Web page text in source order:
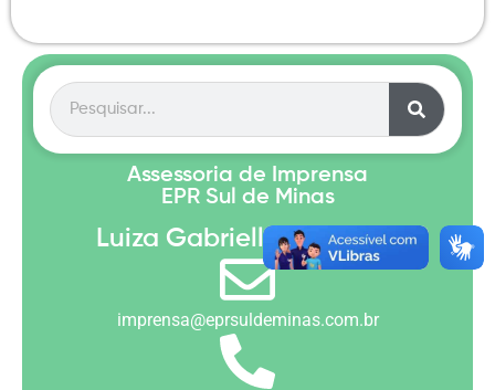
Assessoria de Imprensa
EPR Sul de Minas
Luiza Gabrielle Brunhara
imprensa@eprsuldeminas.com.br